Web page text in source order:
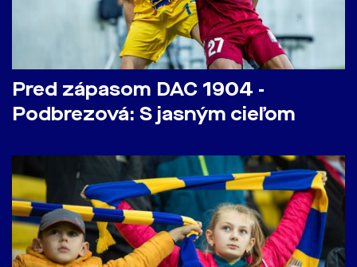
Pred zápasom DAC 1904 -
Podbrezová: S jasným cieľom